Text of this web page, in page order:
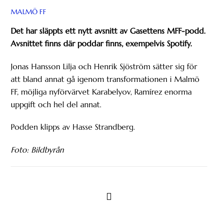
MALMÖ FF
Det har släppts ett nytt avsnitt av Gasettens MFF-podd.
Avsnittet finns där poddar finns, exempelvis Spotify.
Jonas Hansson Lilja och Henrik Sjöström sätter sig för
att bland annat gå igenom transformationen i Malmö
FF, möjliga nyförvärvet Karabelyov, Ramírez enorma
uppgift och hel del annat.
Podden klipps av Hasse Strandberg.
Foto: Bildbyrån